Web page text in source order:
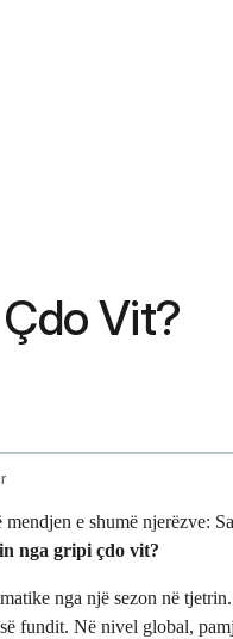
Vit?
e shumë njerëzve:
nga gripi çdo vit?
nga një sezon në
fundit. Në nivel global,